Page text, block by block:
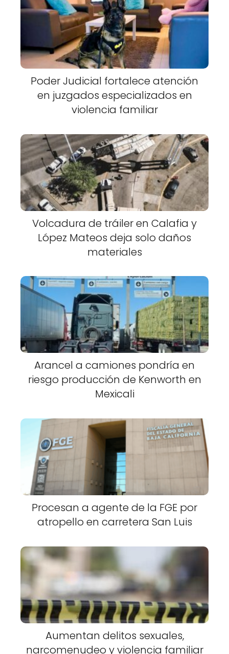
Poder Judicial fortalece atención
en juzgados especializados en
violencia familiar
Volcadura de tráiler en Calafia y
López Mateos deja solo daños
materiales
Arancel a camiones pondría en
riesgo producción de Kenworth en
Mexicali
Procesan a agente de la FGE por
atropello en carretera San Luis
Aumentan delitos sexuales,
narcomenudeo y violencia familiar